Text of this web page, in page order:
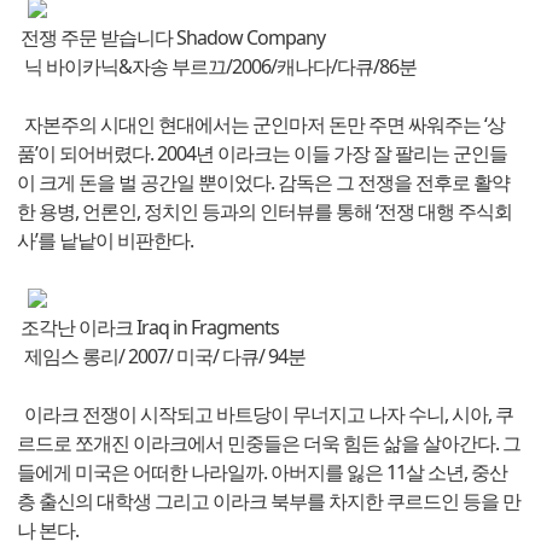
전쟁 주문 받습니다 Shadow Company
닉 바이카닉&자송 부르끄/2006/캐나다/다큐/86분
자본주의 시대인 현대에서는 군인마저 돈만 주면 싸워주는 ‘상
품’이 되어버렸다. 2004년 이라크는 이들 가장 잘 팔리는 군인들
이 크게 돈을 벌 공간일 뿐이었다. 감독은 그 전쟁을 전후로 활약
한 용병, 언론인, 정치인 등과의 인터뷰를 통해 ‘전쟁 대행 주식회
사’를 낱낱이 비판한다.
조각난 이라크 Iraq in Fragments
제임스 롱리/ 2007/ 미국/ 다큐/ 94분
이라크 전쟁이 시작되고 바트당이 무너지고 나자 수니, 시아, 쿠
르드로 쪼개진 이라크에서 민중들은 더욱 힘든 삶을 살아간다. 그
들에게 미국은 어떠한 나라일까. 아버지를 잃은 11살 소년, 중산
층 출신의 대학생 그리고 이라크 북부를 차지한 쿠르드인 등을 만
나 본다.